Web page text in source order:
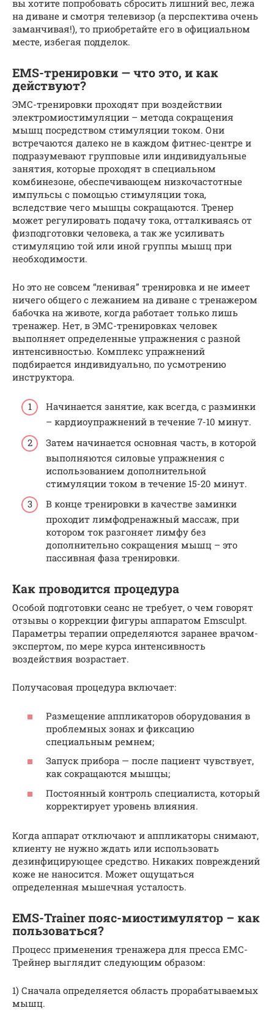
вы хотите попробовать сбросить лишний вес, лежа
на диване и смотря телевизор (а перспектива очень
заманчивая!), то приобретайте его в официальном
месте, избегая подделок.
EMS-тренировки — что это, и как
действуют?
ЭМС-тренировки проходят при воздействии
электромиостимуляции – метода сокращения
мышц посредством стимуляции током. Они
встречаются далеко не в каждом фитнес-центре и
подразумевают групповые или индивидуальные
занятия, которые проходят в специальном
комбинезоне, обеспечивающем низкочастотные
импульсы с помощью стимуляции тока,
вследствие чего мышцы сокращаются. Тренер
может регулировать подачу тока, отталкиваясь от
физподготовки человека, а так же усиливать
стимуляцию той или иной группы мышц при
необходимости.
Но это не совсем “ленивая” тренировка и не имеет
ничего общего с лежанием на диване с тренажером
бабочка на животе, когда работает только лишь
тренажер. Нет, в ЭМС-тренировках человек
выполняет определенные упражнения с разной
интенсивностью. Комплекс упражнений
подбирается индивидуально, по усмотрению
инструктора.
Начинается занятие, как всегда, с разминки
– кардиоупражнений в течение 7-10 минут.
Затем начинается основная часть, в которой
выполняются силовые упражнения с
использованием дополнительной
стимуляции током в течение 15-20 минут.
В конце тренировки в качестве заминки
проходит лимфодренажный массаж, при
котором ток разгоняет лимфу без
дополнительно сокращения мышц – это
пассивная фаза тренировки.
Как проводится процедура
Особой подготовки сеанс не требует, о чем говорят
отзывы о коррекции фигуры аппаратом Emsculpt.
Параметры терапии определяются заранее врачом-
экспертом, по мере курса интенсивность
воздействия возрастает.
Получасовая процедура включает:
Размещение аппликаторов оборудования в
проблемных зонах и фиксацию
специальным ремнем;
Запуск прибора — после пациент чувствует,
как сокращаются мышцы;
Постоянный контроль специалиста, который
корректирует уровень влияния.
Когда аппарат отключают и аппликаторы снимают,
клиенту не нужно ждать или использовать
дезинфицирующее средство. Никаких повреждений
коже не наносится. Может ощущаться
определенная мышечная усталость.
EMS-Trainer пояс-миостимулятор – как
пользоваться?
Процесс применения тренажера для пресса ЕМС-
Трейнер выглядит следующим образом:
1) Сначала определяется область прорабатываемых
мышц.